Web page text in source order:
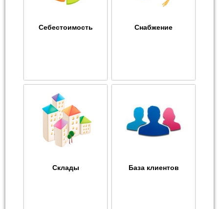
Себестоимость Снабжение
Склады База клиентов